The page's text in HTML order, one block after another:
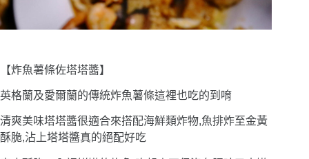
【炸魚薯條佐塔塔醬】
英格蘭及愛爾蘭的傳統炸魚薯條這裡也吃的到唷
清爽美味塔塔醬很適合來搭配海鮮類炸物,魚排炸至金黃
酥脆,沾上塔塔醬真的絕配好吃